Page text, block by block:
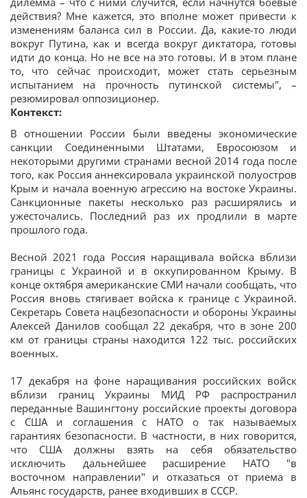
действия? Мне кажется, это вполне может привести к
изменениям баланса сил в России. Да, какие-то люди
вокруг Путина, как и всегда вокруг диктатора, готовы
идти до конца. Но не все на это готовы. И в этом плане
то, что сейчас происходит, может стать серьезным
испытанием на прочность путинской системы", –
резюмировал оппозиционер.
Контекст:
В отношении России были введены экономические
санкции Соединенными Штатами, Евросоюзом и
некоторыми другими странами весной 2014 года после
того, как Россия аннексировала украинской полуостров
Крым и начала военную агрессию на востоке Украины.
Санкционные пакеты несколько раз расширялись и
ужесточались. Последний раз их продлили в марте
прошлого года.
Весной 2021 года Россия наращивала войска вблизи
границы с Украиной и в оккупированном Крыму. В
конце октября американские СМИ начали сообщать, что
Россия вновь стягивает войска к границе с Украиной.
Секретарь Совета нацбезопасности и обороны Украины
Алексей Данилов сообщал 22 декабря, что в зоне 200
км от границы страны находится 122 тыс. российских
военных.
17 декабря на фоне наращивания российских войск
вблизи границ Украины МИД РФ распространил
переданные Вашингтону российские проекты договора
с США и соглашения с НАТО о так называемых
гарантиях безопасности. В частности, в них говорится,
что США должны взять на себя обязательство
исключить дальнейшее расширение НАТО "в
восточном направлении" и отказаться от приема в
Альянс государств, ранее входивших в СССР.